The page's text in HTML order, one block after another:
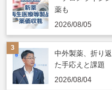
薬も
2026/08/05
中外製薬、折り
た手応えと課題
2026/08/04